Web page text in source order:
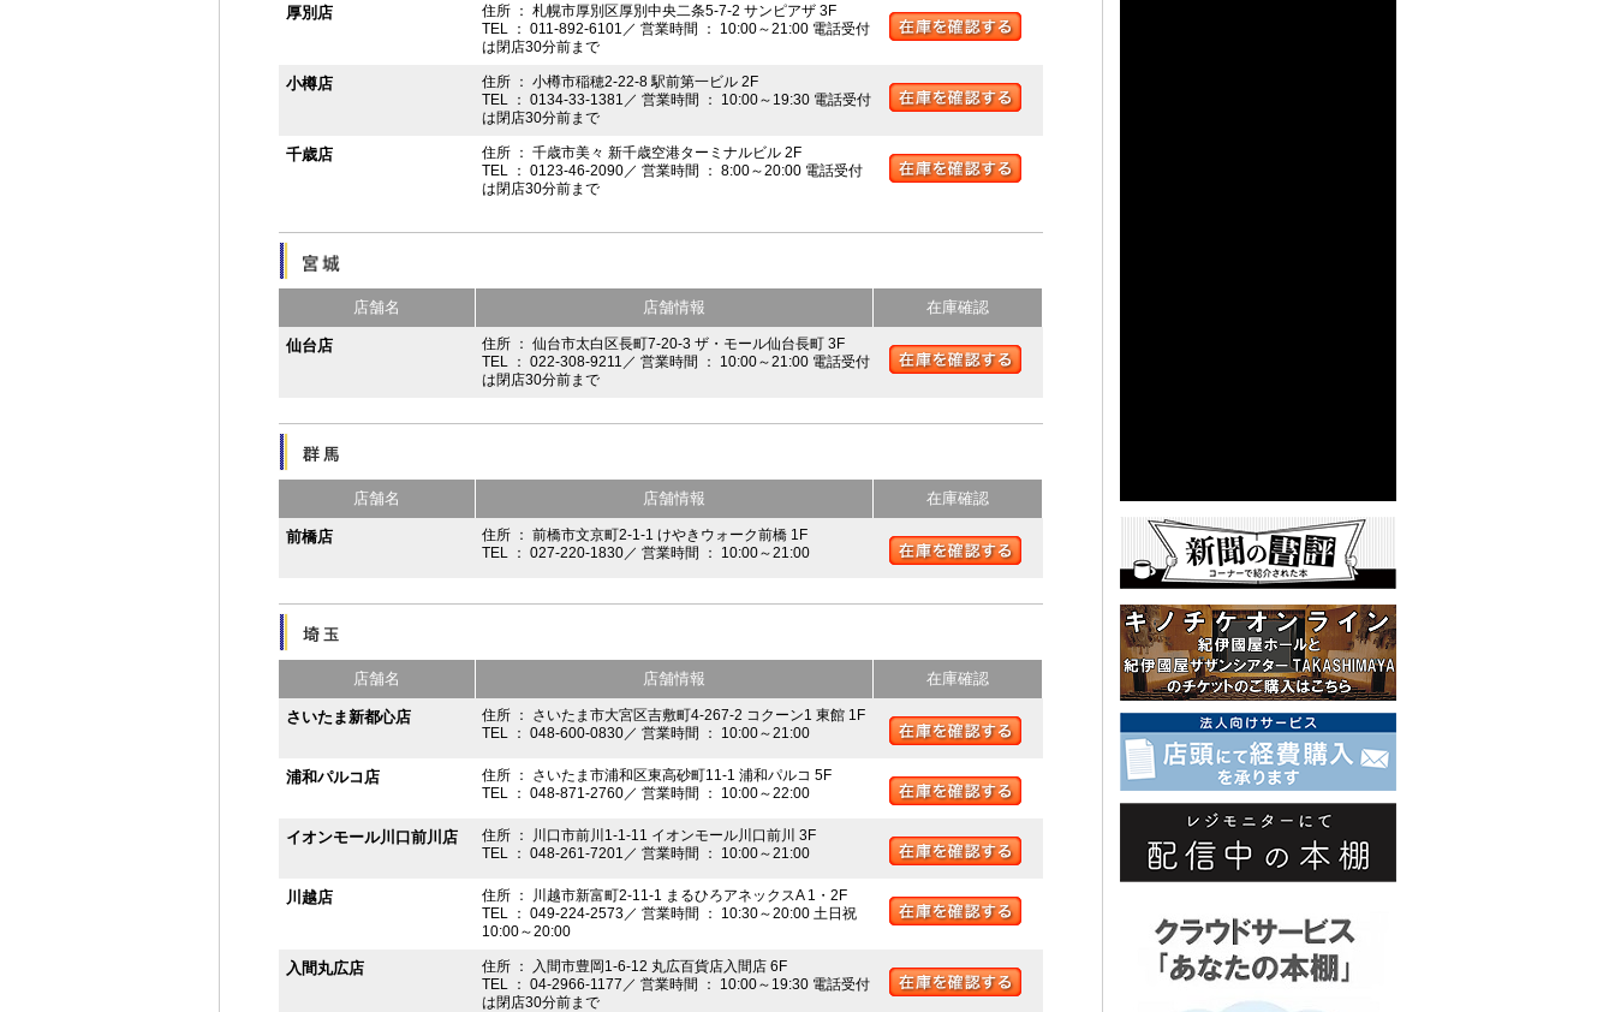
厚別店
住所 ： 札幌市厚別区厚別中央二条5-7-2 サンピアザ 3F
TEL ： 011-892-6101／ 営業時間 ： 10:00～21:00 電話受付
は閉店30分前まで
小樽店
住所 ： 小樽市稲穂2-22-8 駅前第一ビル 2F
TEL ： 0134-33-1381／ 営業時間 ： 10:00～19:30 電話受付
は閉店30分前まで
千歳店
住所 ： 千歳市美々 新千歳空港ターミナルビル 2F
TEL ： 0123-46-2090／ 営業時間 ： 8:00～20:00 電話受付
は閉店30分前まで
店舗名 店舗情報 在庫確認
仙台店
住所 ： 仙台市太白区長町7-20-3 ザ・モール仙台長町 3F
TEL ： 022-308-9211／ 営業時間 ： 10:00～21:00 電話受付
は閉店30分前まで
店舗名 店舗情報 在庫確認
前橋店
住所 ： 前橋市文京町2-1-1 けやきウォーク前橋 1F
TEL ： 027-220-1830／ 営業時間 ： 10:00～21:00
店舗名 店舗情報 在庫確認
さいたま新都心店
住所 ： さいたま市大宮区吉敷町4-267-2 コクーン1 東館 1F
TEL ： 048-600-0830／ 営業時間 ： 10:00～21:00
浦和パルコ店
住所 ： さいたま市浦和区東高砂町11-1 浦和パルコ 5F
TEL ： 048-871-2760／ 営業時間 ： 10:00～22:00
イオンモール川口前川店
住所 ： 川口市前川1-1-11 イオンモール川口前川 3F
TEL ： 048-261-7201／ 営業時間 ： 10:00～21:00
川越店
住所 ： 川越市新富町2-11-1 まるひろアネックスA 1・2F
TEL ： 049-224-2573／ 営業時間 ： 10:30～20:00 土日祝
10:00～20:00
入間丸広店
住所 ： 入間市豊岡1-6-12 丸広百貨店入間店 6F
TEL ： 04-2966-1177／ 営業時間 ： 10:00～19:30 電話受付
は閉店30分前まで